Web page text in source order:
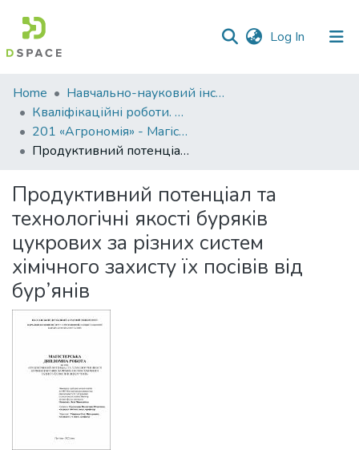
Log In (current)
Communities
&
Collections
All of DSpace
Statistics
Home
Навчально-науковий інститут агротехнологій, селекції та екології
Кваліфікаційні роботи. ННІ агротехнологій, селекції та екології
201 «Агрономія» - Магістри 2021-2022
Продуктивний потенціал та технологічні якості буряків цукрових за різних систем хімічного захисту їх посівів від бур’янів
Продуктивний потенціал та
технологічні якості буряків
цукрових за різних систем
хімічного захисту їх посівів від
бур’янів